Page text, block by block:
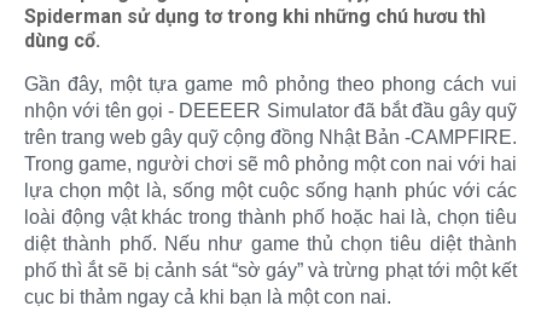
Spiderman sử dụng tơ trong khi những chú hươu thì
dùng cổ.
Gần đây, một tựa game mô phỏng theo phong cách vui
nhộn với tên gọi - DEEEER Simulator đã bắt đầu gây quỹ
trên trang web gây quỹ cộng đồng Nhật Bản -CAMPFIRE.
Trong game, người chơi sẽ mô phỏng một con nai với hai
lựa chọn một là, sống một cuộc sống hạnh phúc với các
loài động vật khác trong thành phố hoặc hai là, chọn tiêu
diệt thành phố. Nếu như game thủ chọn tiêu diệt thành
phố thì ắt sẽ bị cảnh sát “sờ gáy” và trừng phạt tới một kết
cục bi thảm ngay cả khi bạn là một con nai.